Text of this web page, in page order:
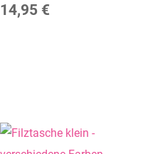
14,95 €